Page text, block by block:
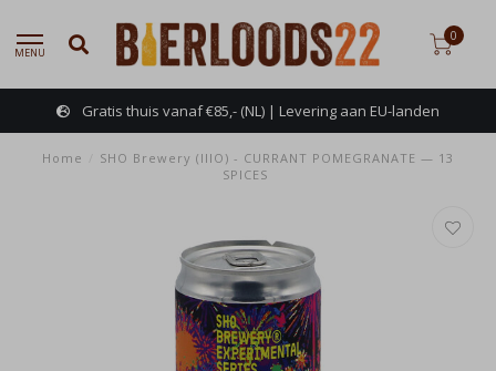
MENU
0
Gratis thuis vanaf €85,- (NL) | Levering aan EU-landen
Home
SHO Brewery (IIIO) - CURRANT POMEGRANATE — 13
SPICES